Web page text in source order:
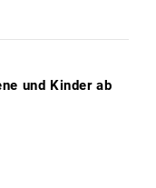
und Kinder ab